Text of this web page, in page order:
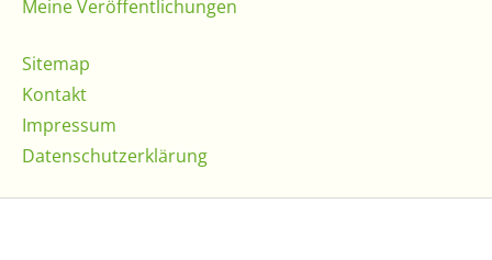
Meine Veröffentlichungen
Sitemap
Kontakt
Impressum
Datenschutzerklärung